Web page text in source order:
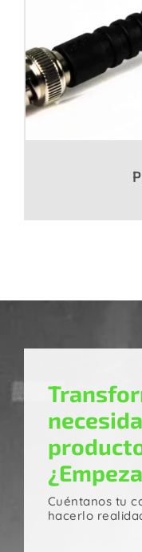
Cuéntanos tu
hacerlo